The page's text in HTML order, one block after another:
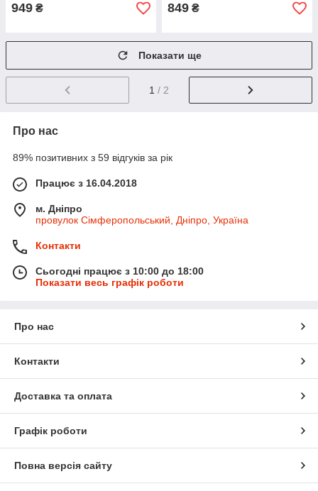
949 ₴ 849 ₴
Показати ще
1 / 2
Про нас
89% позитивних з 59 відгуків за рік
Працює з 16.04.2018
м. Дніпро
провулок Сімферопольський, Дніпро, Україна
Контакти
Сьогодні працює з 10:00 до 18:00
Показати весь графік роботи
Про нас
Контакти
Доставка та оплата
Графік роботи
Повна версія сайту